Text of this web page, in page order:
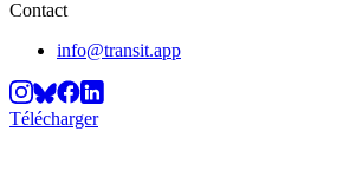
Contact
info@transit.app
Télécharger